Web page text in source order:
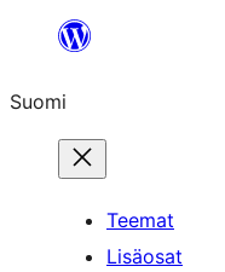
Suomi
Teemat
Lisäosat